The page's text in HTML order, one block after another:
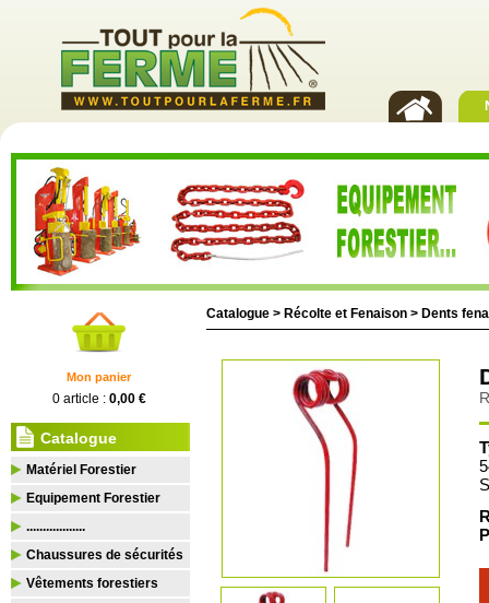
Mon panier
0 article : 0,00 €
Catalogue
Matériel Forestier
Equipement Forestier
..................
Chaussures de sécurités
Vêtements forestiers
Catalogue > Récolte et Fenaison > Dents